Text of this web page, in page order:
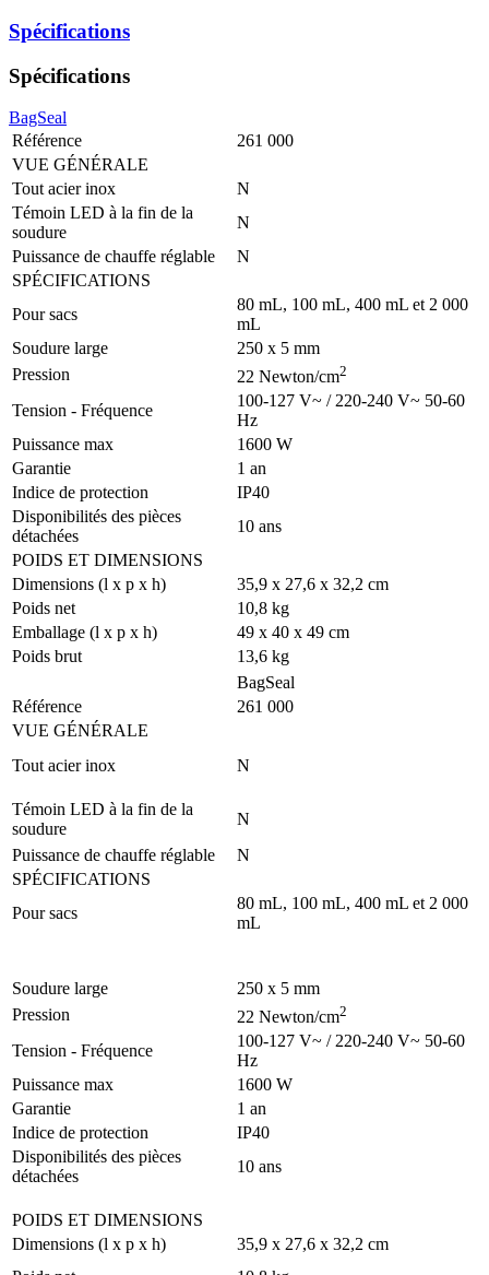
Spécifications
Spécifications
BagSeal
Référence
261 000
VUE GÉNÉRALE
Tout acier inox
N
Témoin LED à la fin de la
soudure
N
Puissance de chauffe réglable
N
SPÉCIFICATIONS
Pour sacs
80 mL, 100 mL, 400 mL et 2 000
mL
Soudure large
250 x 5 mm
Pression
22 Newton/cm2
Tension - Fréquence
100-127 V~ / 220-240 V~ 50-60
Hz
Puissance max
1600 W
Garantie
1 an
Indice de protection
IP40
Disponibilités des pièces
détachées
10 ans
POIDS ET DIMENSIONS
Dimensions (l x p x h)
35,9 x 27,6 x 32,2 cm
Poids net
10,8 kg
Emballage (l x p x h)
49 x 40 x 49 cm
Poids brut
13,6 kg
BagSeal
Référence
261 000
VUE GÉNÉRALE
Tout acier inox
N
Témoin LED à la fin de la
soudure
N
Puissance de chauffe réglable
N
SPÉCIFICATIONS
Pour sacs
80 mL, 100 mL, 400 mL et 2 000
mL
Soudure large
250 x 5 mm
Pression
22 Newton/cm2
Tension - Fréquence
100-127 V~ / 220-240 V~ 50-60
Hz
Puissance max
1600 W
Garantie
1 an
Indice de protection
IP40
Disponibilités des pièces
détachées
10 ans
POIDS ET DIMENSIONS
Dimensions (l x p x h)
35,9 x 27,6 x 32,2 cm